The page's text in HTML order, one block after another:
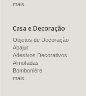
mais..
Casa e Decoração
Objetos de Decoração
Abajur
Adesivos Decorativos
Almofadas
Bomboniére
mais..